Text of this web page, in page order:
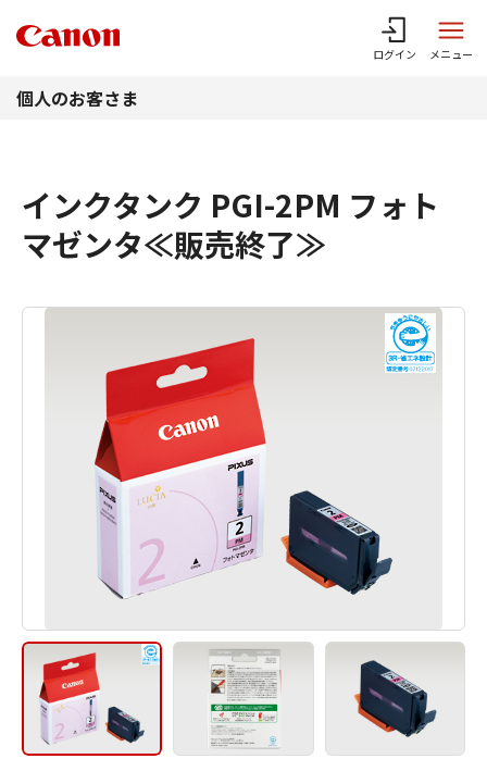
ログイン メニュー
個人のお客さま
インクタンク PGI-2PM フォト
マゼンタ≪販売終了≫